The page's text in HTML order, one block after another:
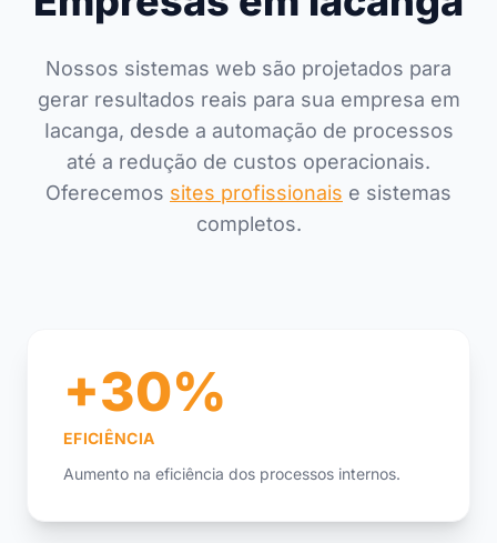
Nossos sistemas web são projetados para
gerar resultados reais para sua empresa em
Iacanga, desde a automação de processos
até a redução de custos operacionais.
Oferecemos sites profissionais e sistemas
completos.
+30%
EFICIÊNCIA
Aumento na eficiência dos processos internos.